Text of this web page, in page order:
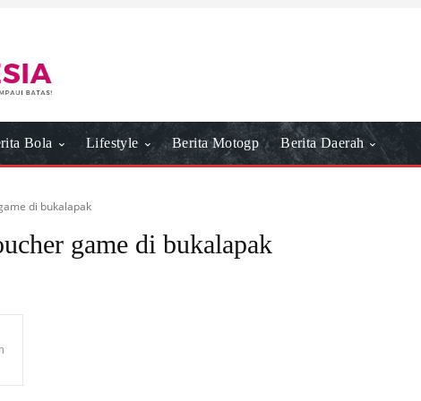
Bola Lifestyle Berita Motogp Berita Daerah
di bukalapak
game di bukalapak